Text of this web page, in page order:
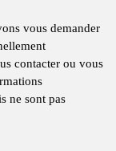
vous demander
contacter ou vous
ne sont pas